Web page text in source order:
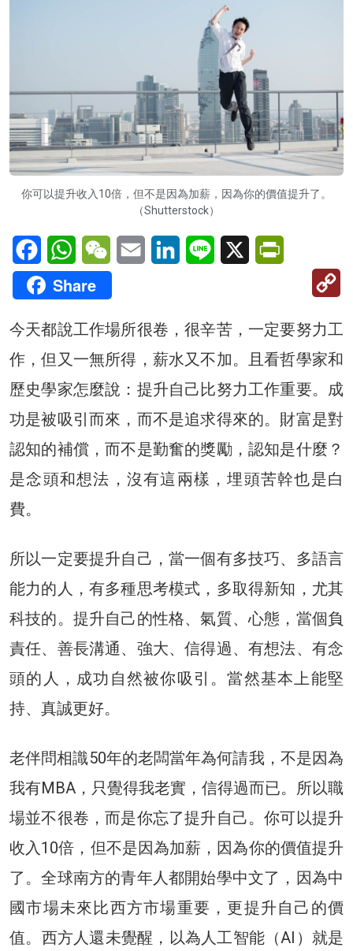
你可以提升收入10倍，但不是因為加薪，因為你的價值提升了。
（Shutterstock）
FacebookWhatsAppWeChatEmail LinkedInLine X
Share
今天都說工作場所很卷，很辛苦，一定要努力工
作，但又一無所得，薪水又不加。且看哲學家和
歷史學家怎麼說：提升自己比努力工作重要。成
功是被吸引而來，而不是追求得來的。財富是對
認知的補償，而不是勤奮的獎勵，認知是什麼？
是念頭和想法，沒有這兩樣，埋頭苦幹也是白
費。
所以一定要提升自己，當一個有多技巧、多語言
能力的人，有多種思考模式，多取得新知，尤其
科技的。提升自己的性格、氣質、心態，當個負
責任、善長溝通、強大、信得過、有想法、有念
頭的人，成功自然被你吸引。當然基本上能堅
持、真誠更好。
老伴問相識50年的老闆當年為何請我，不是因為
我有MBA，只覺得我老實，信得過而已。所以職
場並不很卷，而是你忘了提升自己。你可以提升
收入10倍，但不是因為加薪，因為你的價值提升
了。全球南方的青年人都開始學中文了，因為中
國市場未來比西方市場重要，更提升自己的價
值。西方人還未覺醒，以為人工智能（AI）就是